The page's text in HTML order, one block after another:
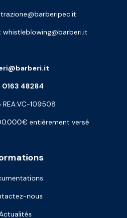
whistleblowing@barberi.it
nous
0163 48284
REA:VC-109508
entièrement versé